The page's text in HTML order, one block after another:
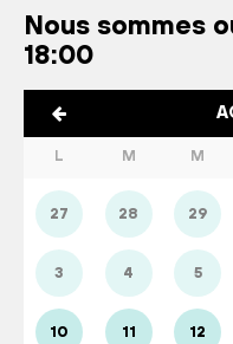
Nous sommes
18:00
L M M
27 28 29
3 4 5
10 11 12